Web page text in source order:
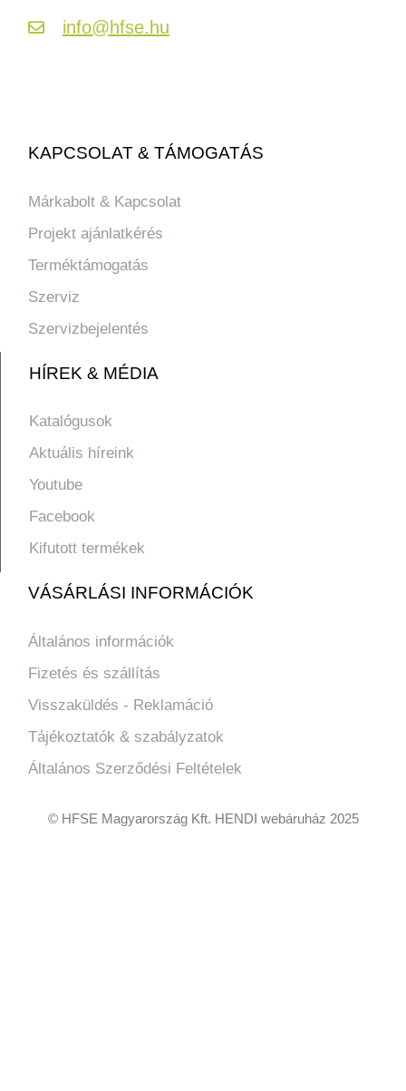
info@hfse.hu
KAPCSOLAT & TÁMOGATÁS
Márkabolt & Kapcsolat
Projekt ajánlatkérés
Terméktámogatás
Szerviz
Szervizbejelentés
HÍREK & MÉDIA
Katalógusok
Aktuális híreink
Youtube
Facebook
Kifutott termékek
VÁSÁRLÁSI INFORMÁCIÓK
Általános információk
Fizetés és szállítás
Visszaküldés - Reklamáció
Tájékoztatók & szabályzatok
Általános Szerződési Feltételek
© HFSE Magyarország Kft. HENDI webáruház 2025